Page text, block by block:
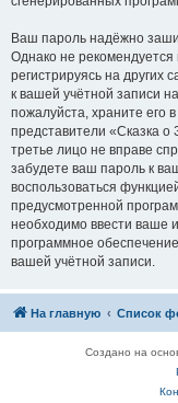
Ваш пароль надёжно
Однако не
регистрируясь на других
к вашей учётной записи
пожалуйста, храните его
представители «Сказка о
третье лицо не вправе
забудете ваш пароль к
воспользоваться
предусмотренной
необходимо ввести ваше
программное
вашей учётной записи.
На главную Список
Создано на